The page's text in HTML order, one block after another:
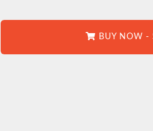
BUY NOW -